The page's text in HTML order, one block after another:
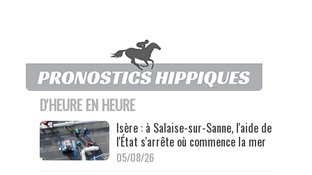
D'HEURE EN HEURE
Isère : à Salaise-sur-Sanne, l'aide de
l'État s'arrête où commence la mer
05/08/26